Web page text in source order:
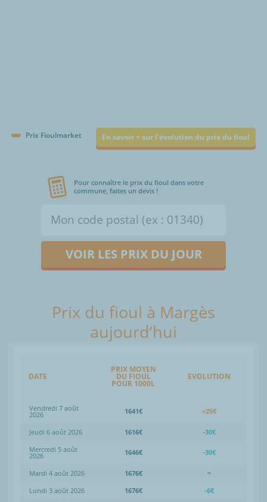
Prix Fioulmarket En savoir + sur l'évolution du prix du fioul
Pour connaître le prix du fioul dans votre
commune, faites un devis !
VOIR LES PRIX DU JOUR
Prix du fioul à Margès
aujourd’hui
DATE
PRIX MOYEN
DU FIOUL
POUR 1000L
EVOLUTION
Vendredi 7 août
2026 1641€ +25€
Jeudi 6 août 2026 1616€
-30€
Mercredi 5 août
2026 1646€ -30€
Mardi 4 août 2026 1676€
=
Lundi 3 août 2026
1676€
-6€